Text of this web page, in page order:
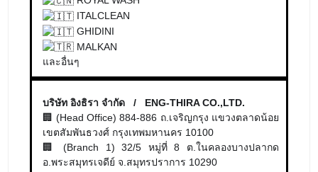
ITALCLEAN
GHIDINI
MALKAN
และอื่นๆ
บริษัท อิงธิรา จำกัด / ENG-THIRA CO.,LTD.
🏢 (Head Office) 884-886 ถ.เจริญกรุง แขวงตลาดน้อย
เขตสัมพันธวงศ์ กรุงเทพมหานคร 10100
🏢 (Branch 1) 32/5 หมู่ที่ 8 ต.ในคลองบางปลากด
อ.พระสมุทรเจดีย์ จ.สมุทรปราการ 10290